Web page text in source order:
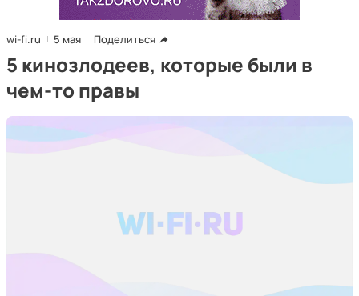
wi-fi.ru 5 мая Поделиться
5 кинозлодеев, которые были в
чем-то правы